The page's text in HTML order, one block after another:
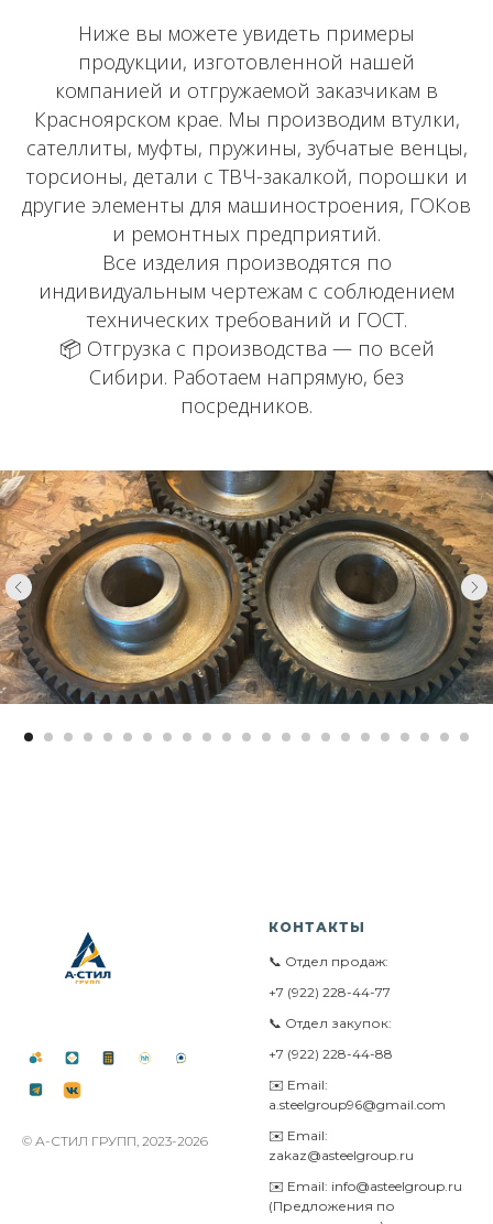
Ниже вы можете увидеть примеры
продукции, изготовленной нашей
компанией и отгружаемой заказчикам в
Красноярском крае. Мы производим втулки,
сателлиты, муфты, пружины, зубчатые венцы,
торсионы, детали с ТВЧ-закалкой, порошки и
другие элементы для машиностроения, ГОКов
и ремонтных предприятий.
Все изделия производятся по
индивидуальным чертежам с соблюдением
технических требований и ГОСТ.
📦 Отгрузка с производства — по всей
Сибири. Работаем напрямую, без
посредников.
© А-СТИЛ ГРУПП, 2023-2026
КОНТАКТЫ
📞 Отдел продаж:
+7 (922) 228-44-77
📞 Отдел закупок:
+7 (922) 228-44-88
✉️ Email:
a.steelgroup96@gmail.com
✉️ Email:
zakaz@asteelgroup.ru
✉️ Email: info@asteelgroup.ru
(Предложения по